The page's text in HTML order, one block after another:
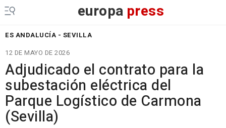
europa press
ES ANDALUCÍA - SEVILLA
12 DE MAYO DE 2026
Adjudicado el contrato para la
subestación eléctrica del
Parque Logístico de Carmona
(Sevilla)